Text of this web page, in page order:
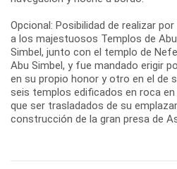
Opcional: Posibilidad de realizar
a los majestuosos Templos de
Simbel, junto con el templo de
Abu Simbel, y fue mandado erigir
en su propio honor y otro en el de
seis templos edificados en roca
que ser trasladados de su
construcción de la gran presa de